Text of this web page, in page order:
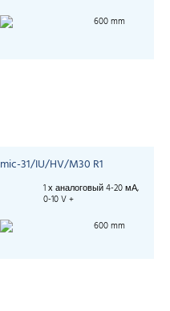
600 mm
mic-31/IU/HV/M30 R1
1 х аналоговый 4-20 мА,
0-10 V +
600 mm